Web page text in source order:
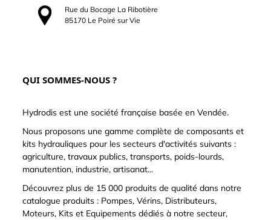
Rue du Bocage La Ribotière
85170 Le Poiré sur Vie
QUI SOMMES-NOUS ?
Hydrodis est une société française basée en Vendée.
Nous proposons une gamme complète de composants et
kits hydrauliques pour les secteurs d'activités suivants :
agriculture, travaux publics, transports, poids-lourds,
manutention, industrie, artisanat...
Découvrez plus de 15 000 produits de qualité dans notre
catalogue produits : Pompes, Vérins, Distributeurs,
Moteurs, Kits et Equipements dédiés à notre secteur,